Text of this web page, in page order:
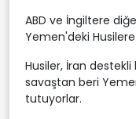
ABD ve İngiltere
Yemen'deki
Husiler, İran
savaştan beri
tutuyorlar.